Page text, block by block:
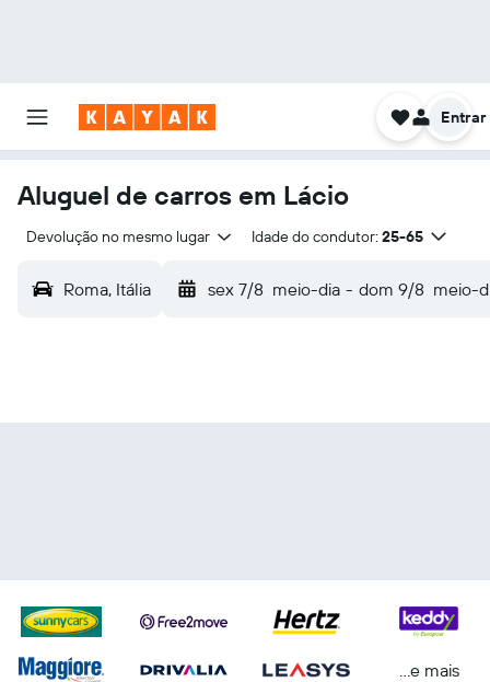
Entrar
Aluguel de carros em Lácio
Devolução no mesmo lugar Idade do condutor: 25-65
Roma, Itália sex 7/8 meio-dia - dom 9/8 meio-
...e mais